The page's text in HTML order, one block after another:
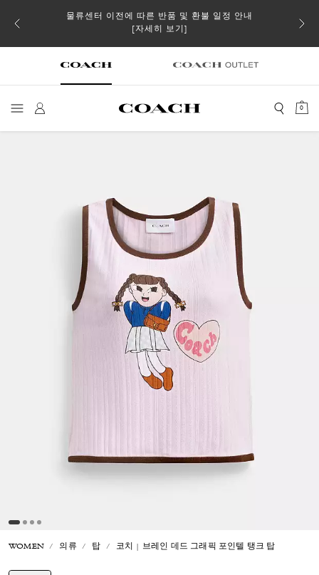
스트
물류센터 이전에 따른 반품 및 환불 일정 안내
[자세히 보기]
일부
0
WOMEN 의류 탑 코치 | 브레인 데드 그래픽 포인텔 탱크 탑